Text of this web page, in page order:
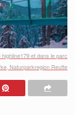
et dans le parc
Naturparkregion Reutte